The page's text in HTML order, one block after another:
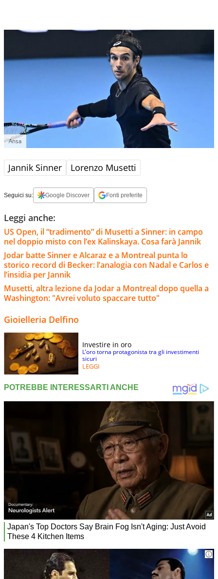
Ansa
Jannik Sinner Lorenzo Musetti
Seguici su: Google Discover Fonti preferite
Leggi anche:
US Open, il “tradimento” di Musetti a Sinner: in campo
nel doppio misto con l’ex Kalinskaya. Cosa farà Jannik
Jodar batte Sinner e Alcaraz e a Montreal punta lo
storico record di Becker: l’analogia con Nadal e Carlos e
l’insidia per Jannik
Musetti, altra lezione da Jodar a Montreal dopo quella a
Washington: "Avrei voluto spaccare tutto"
Gioielleria Delfino
Investire in oro
L’oro torna protagonista tra gli investimenti
sicuri
LEGGI